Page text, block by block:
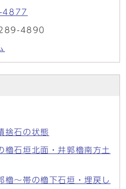
4877
289-4890
石の状態
石垣北面・井郭櫓南方土
～帯の櫓下石垣・埋戻し